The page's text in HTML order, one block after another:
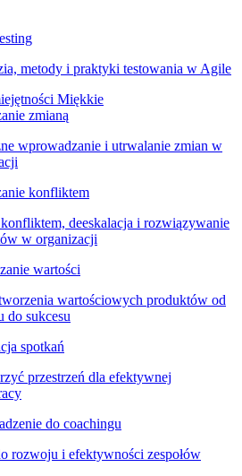
metody i praktyki testowania w Agile
Miękkie
zmianą
wprowadzanie i utrwalanie zmian w
konfliktem
konfliktem, deeskalacja i rozwiązywanie
w organizacji
wartości
wartościowych produktów od
do sukcesu
spotkań
przestrzeń dla efektywnej
do coachingu
rozwoju i efektywności zespołów